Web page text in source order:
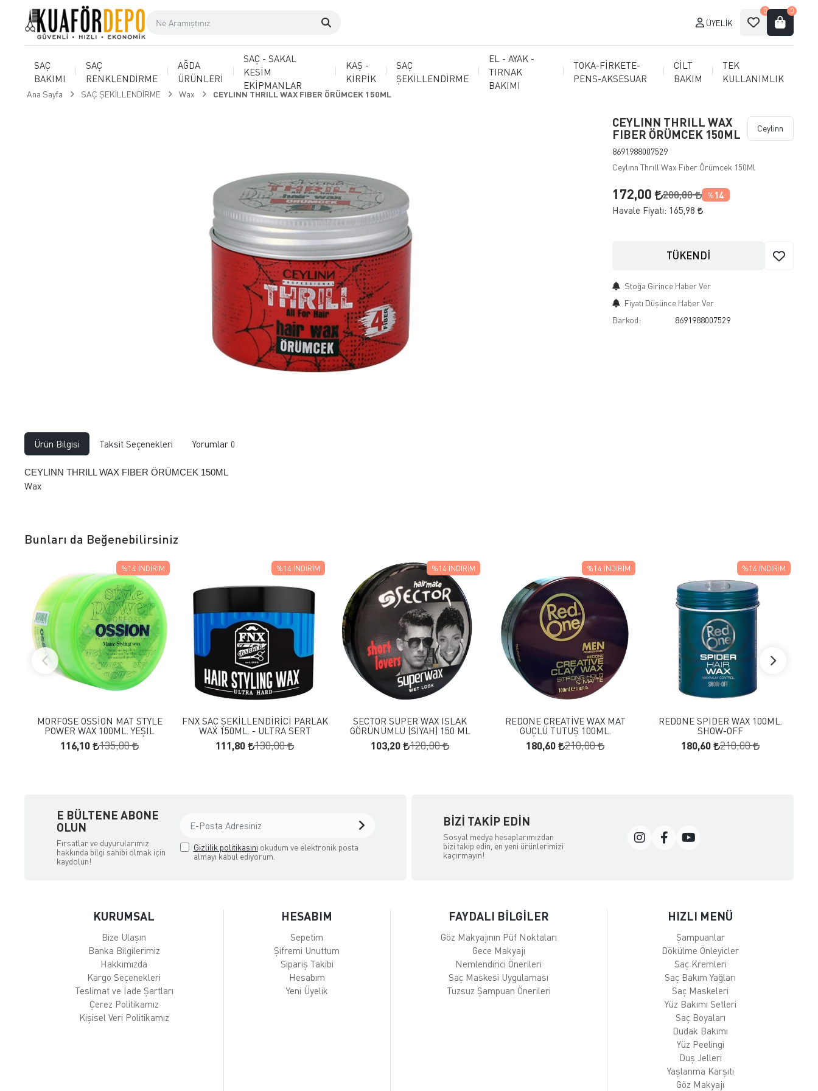
ÜYELIK
0 0
SAÇ
BAKIMI
SAÇ
RENKLENDİRME
AĞDA
ÜRÜNLERİ
SAÇ - SAKAL
KESİM
EKİPMANLAR
KAŞ -
KİRPİK
SAÇ
ŞEKİLLENDİRME
EL - AYAK -
TIRNAK
BAKIMI
TOKA-FİRKETE-
PENS-AKSESUAR
CİLT
BAKIM
TEK
KULLANIMLIK
Ana Sayfa SAÇ ŞEKİLLENDİRME Wax CEYLINN THRILL WAX FIBER ÖRÜMCEK 150ML
CEYLINN THRILL WAX
FIBER ÖRÜMCEK 150ML
8691988007529
Ceylinn
Ceylınn Thrıll Wax Fıber Örümcek 150Ml
172,00 200,00 % 14
Havale Fiyatı: 165,98
TÜKENDİ
Stoğa Girince Haber Ver
Fiyatı Düşünce Haber Ver
Barkod:
8691988007529
Ürün Bilgisi Taksit Seçenekleri Yorumlar 0
CEYLINN THRILL WAX FIBER ÖRÜMCEK 150ML
Wax
Bunları da Beğenebilirsiniz
FAVORILERE EKLE
SEPETE EKLE
MORFOSE OSSİON MAT STYLE
POWER WAX 100ML. YEŞİL
116,10 135,00
%14 İNDIRIM
FAVORILERE EKLE
SEPETE EKLE
FNX SAÇ ŞEKİLLENDİRİCİ PARLAK
WAX 150ML. - ULTRA SERT
111,80 130,00
%14 İNDIRIM
FAVORILERE EKLE
SEPETE EKLE
SECTOR SUPER WAX ISLAK
GÖRÜNÜMLÜ (SİYAH) 150 ML
103,20 120,00
%14 İNDIRIM
FAVORILERE EKLE
SEPETE EKLE
REDONE CREATİVE WAX MAT
GÜÇLÜ TUTUŞ 100ML.
180,60 210,00
%14 İNDIRIM
FAVORILERE EKLE
SEPETE EKLE
REDONE SPIDER WAX 100ML.
SHOW-OFF
180,60 210,00
%14 İNDIRIM
E BÜLTENE ABONE
OLUN
Fırsatlar ve duyurularımız
hakkında bilgi sahibi olmak için
kaydolun!
Gizlilik politikasını okudum ve elektronik posta
almayı kabul ediyorum.
BIZI TAKIP EDIN
Sosyal medya hesaplarımızdan
bizi takip edin, en yeni ürünlerimizi
kaçırmayın!
KURUMSAL
Bize Ulaşın
Banka Bilgilerimiz
Hakkımızda
Kargo Seçenekleri
Teslimat ve İade Şartları
Çerez Politikamız
Kişisel Veri Politikamız
HESABIM
Sepetim
Şifremi Unuttum
Sipariş Takibi
Hesabım
Yeni Üyelik
FAYDALI BİLGİLER
Göz Makyajının Püf Noktaları
Gece Makyajı
Nemlendirici Önerileri
Saç Maskesi Uygulaması
Tuzsuz Şampuan Önerileri
HIZLI MENÜ
Şampuanlar
Dökülme Önleyicler
Saç Kremleri
Saç Bakım Yağları
Saç Maskeleri
Yüz Bakımı Setleri
Saç Boyaları
Dudak Bakımı
Yüz Peelingi
Duş Jelleri
Yaşlanma Karşıtı
Göz Makyajı